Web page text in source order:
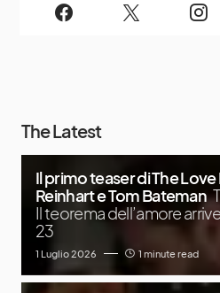
The Latest
Il primo teaser di The
Reinhart e Tom Bateman
Il teorema dell’amore
23
1 Luglio 2026 1 minute read